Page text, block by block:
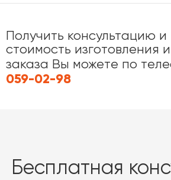
Получить консультацию
стоимость изготовления
заказа Вы можете по
059-02-98
Бесплатная